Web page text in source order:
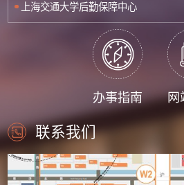
上海交通大学后勤保障中心
办事指南 网
联系我们